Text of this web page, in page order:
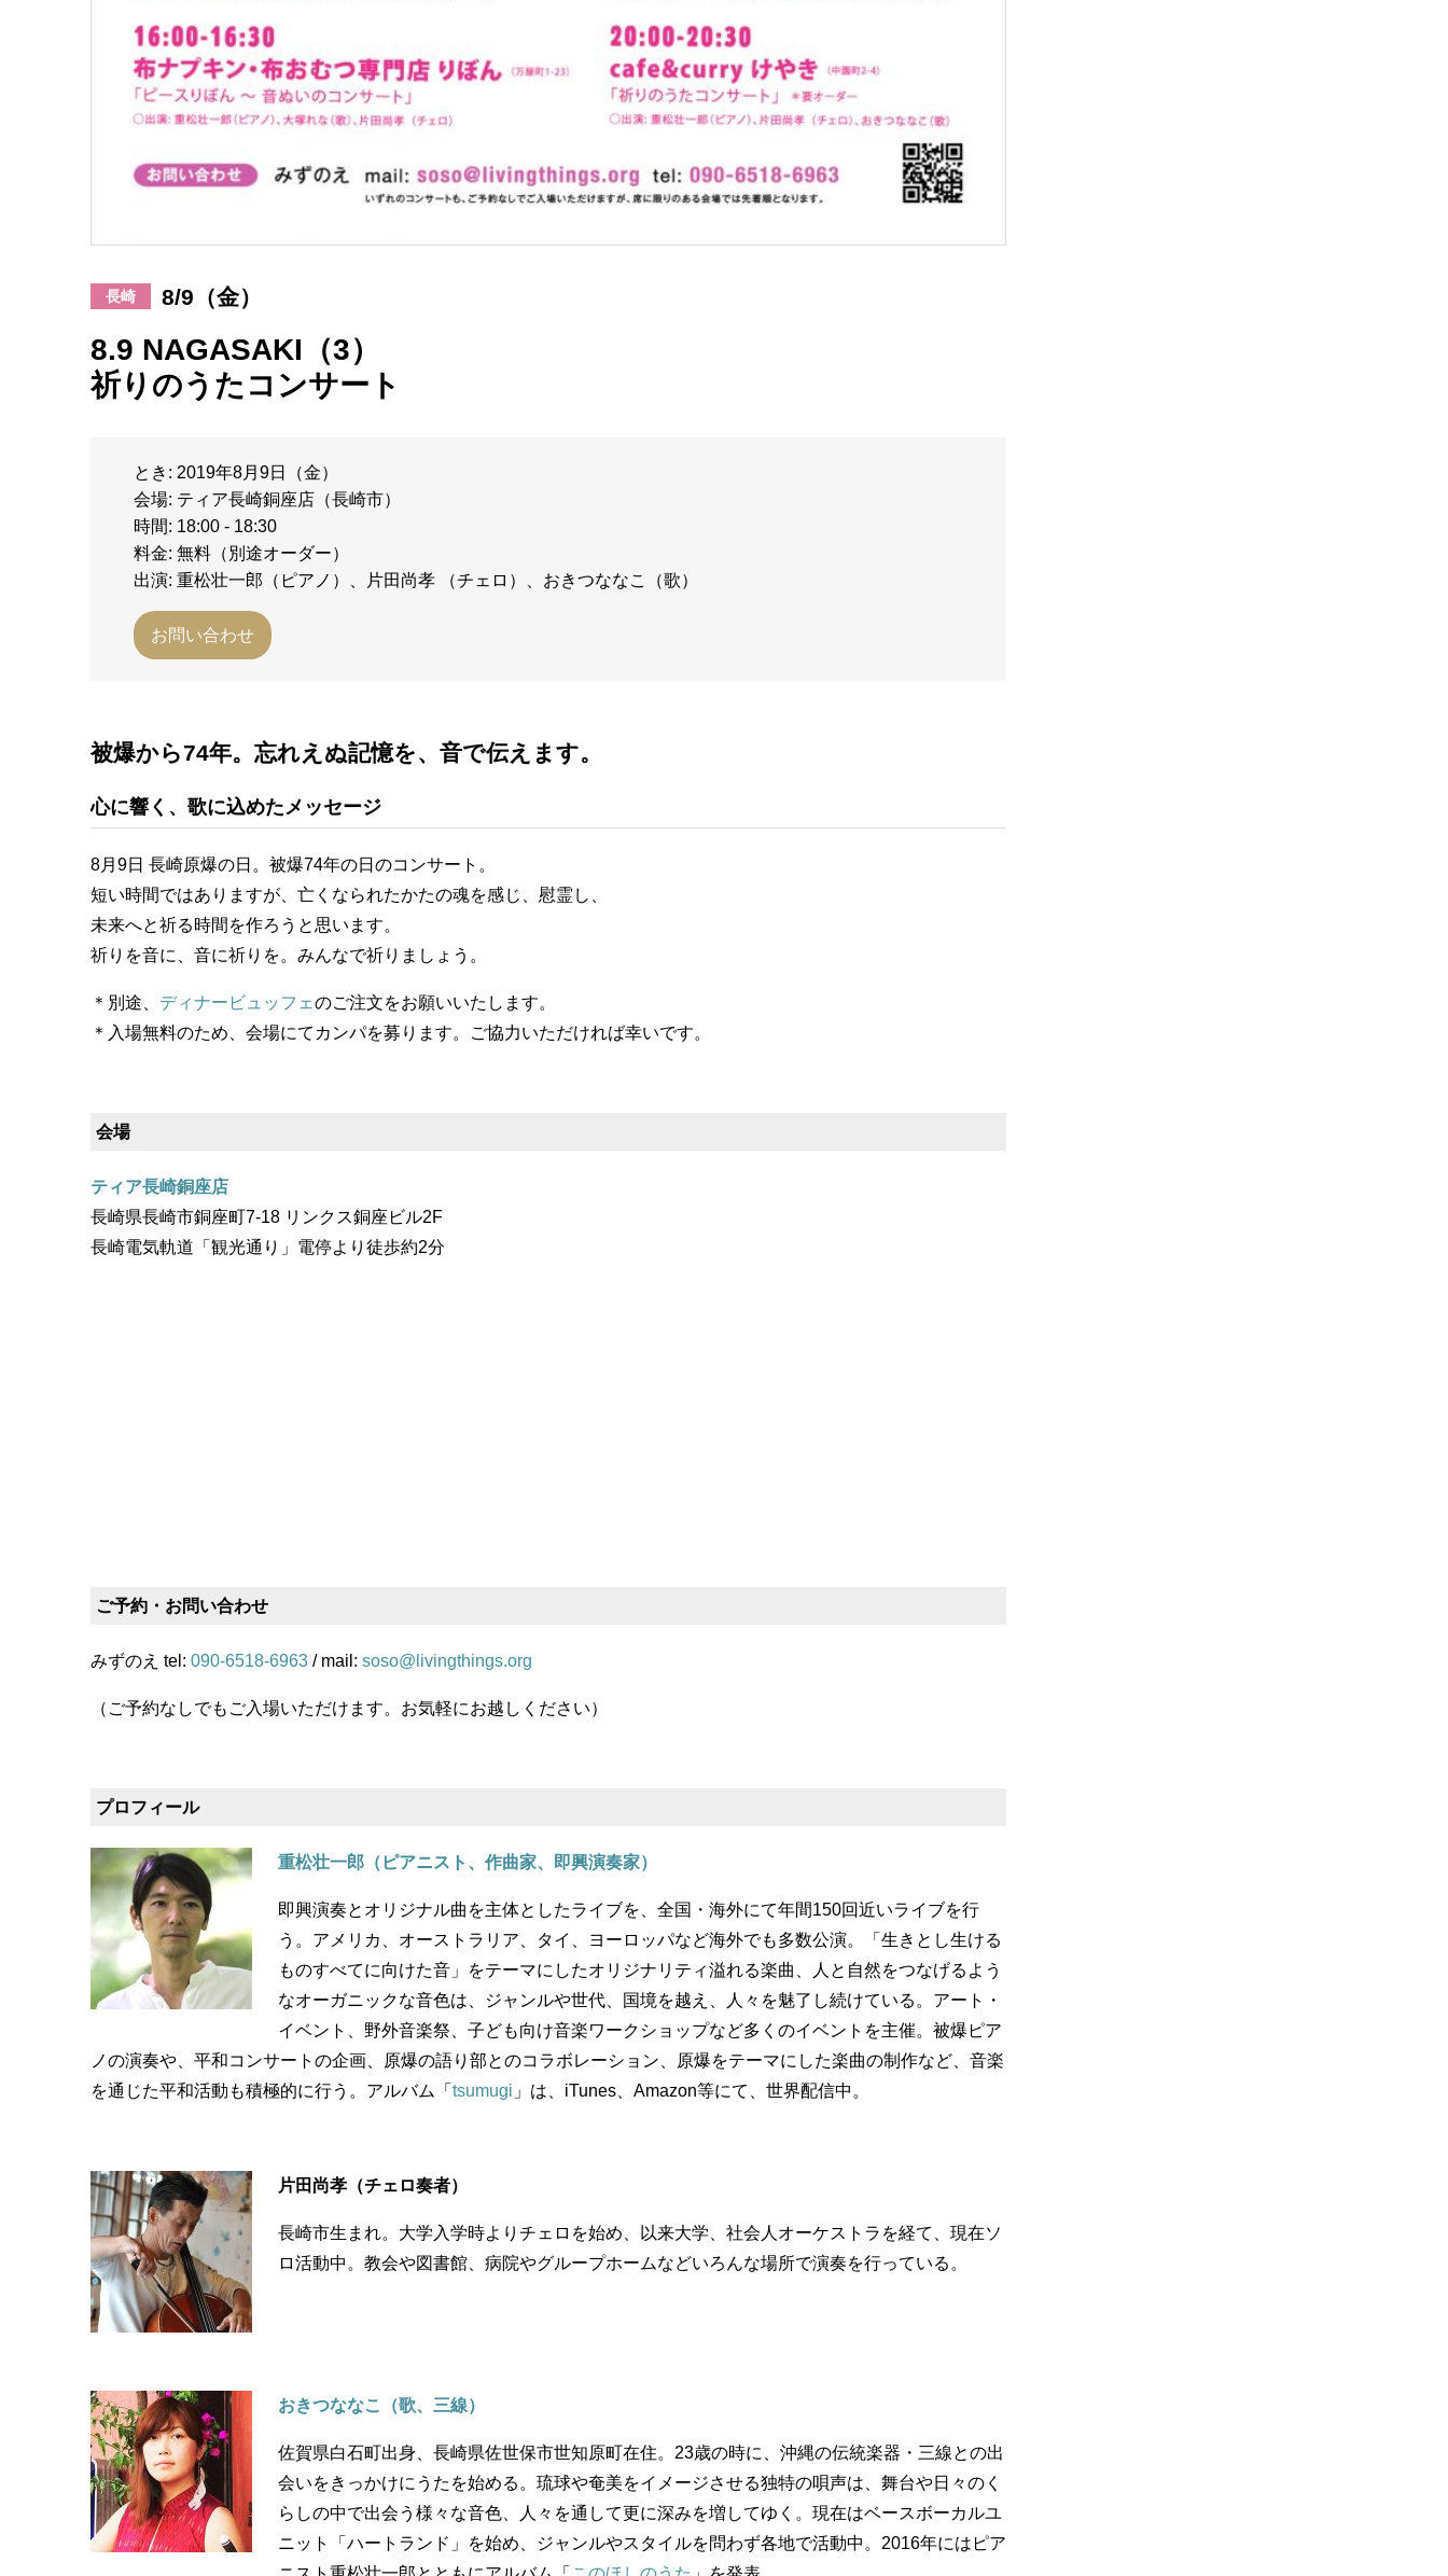
長崎 8/9（金）
8.9 NAGASAKI（3）
祈りのうたコンサート
とき: 2019年8月9日（金）
会場: ティア長崎銅座店（長崎市）
時間: 18:00 - 18:30
料金: 無料（別途オーダー）
出演: 重松壮一郎（ピアノ）、片田尚孝 （チェロ）、おきつななこ（歌）
お問い合わせ
被爆から74年。忘れえぬ記憶を、音で伝えます。
心に響く、歌に込めたメッセージ
8月9日 長崎原爆の日。被爆74年の日のコンサート。
短い時間ではありますが、亡くなられたかたの魂を感じ、慰霊し、
未来へと祈る時間を作ろうと思います。
祈りを音に、音に祈りを。みんなで祈りましょう。
＊別途、 ディナービュッフェのご注文をお願いいたします。
＊入場無料のため、会場にてカンパを募ります。ご協力いただければ幸いです。
会場
ティア長崎銅座店
長崎県長崎市銅座町7-18 リンクス銅座ビル2F
長崎電気軌道「観光通り」電停より徒歩約2分
ご予約・お問い合わせ
みずのえ tel: 090-6518-6963 / mail: soso@livingthings.org
（ご予約なしでもご入場いただけます。お気軽にお越しください）
プロフィール
重松壮一郎（ピアニスト、作曲家、即興演奏家）
即興演奏とオリジナル曲を主体としたライブを、全国・海外にて年間150回近いライブを行
う。アメリカ、オーストラリア、タイ、ヨーロッパなど海外でも多数公演。「生きとし生ける
ものすべてに向けた音」をテーマにしたオリジナリティ溢れる楽曲、人と自然をつなげるよう
なオーガニックな音色は、ジャンルや世代、国境を越え、人々を魅了し続けている。アート・
イベント、野外音楽祭、子ども向け音楽ワークショップなど多くのイベントを主催。被爆ピア
ノの演奏や、平和コンサートの企画、原爆の語り部とのコラボレーション、原爆をテーマにした楽曲の制作など、音楽
を通じた平和活動も積極的に行う。アルバム「 tsumugi 」は、iTunes、Amazon等にて、世界配信中。
片田尚孝（チェロ奏者）
長崎市生まれ。大学入学時よりチェロを始め、以来大学、社会人オーケストラを経て、現在ソ
ロ活動中。教会や図書館、病院やグループホームなどいろんな場所で演奏を行っている。
おきつななこ（歌、三線）
佐賀県白石町出身、長崎県佐世保市世知原町在住。23歳の時に、沖縄の伝統楽器・三線との出
会いをきっかけにうたを始める。琉球や奄美をイメージさせる独特の唄声は、舞台や日々のく
らしの中で出会う様々な音色、人々を通して更に深みを増してゆく。現在はベースボーカルユ
ニット「ハートランド」を始め、ジャンルやスタイルを問わず各地で活動中。2016年にはピア